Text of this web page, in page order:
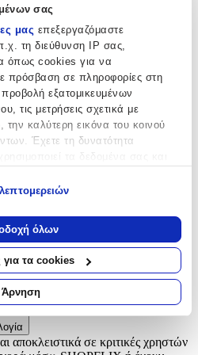
σας
μας επεξεργαζόμαστε
τη διεύθυνση IP σας,
όπως cookies για να
πρόσβαση σε πληροφορίες στη
εξατομικευμένων
τις μετρήσεις σχετικά με
την καλύτερη εικόνα του κοινού
Έχετε τη δυνατότητα
σχετικά με τη γεωγραφική
μπορεί να είναι ακριβείς σε
συσκευή σας σαρώνοντας ενεργά
(δακτυλικό αποτύπωμα)
με τον τρόπο επεξεργασίας των
καθορίστε τις προτιμήσεις σας
. Μπορείτε να αλλάξετε ή να
σας ανά πάσα στιγμή από τη
όλων
για τα cookies
Άρνηση
αξιολογήσεις. Όταν
εδώ.
αποκλειστικά σε κριτικές χρηστών